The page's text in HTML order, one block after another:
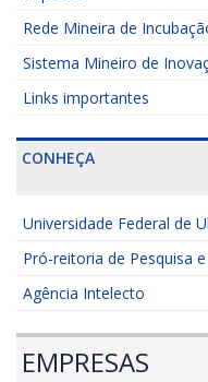
Rede Mineira de
Sistema Mineiro de
Links importantes
CONHEÇA
Universidade Federal de
Pró-reitoria de Pesquisa
Agência Intelecto
EMPRESAS